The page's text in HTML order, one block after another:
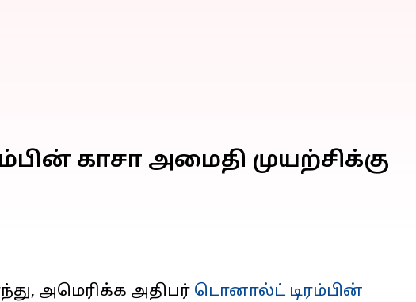
காசா அமைதி முயற்சிக்கு
அமெரிக்க அதிபர் டொனால்ட் டிரம்பின்